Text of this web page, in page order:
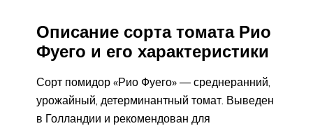
Описание сорта томата Рио
Фуего и его характеристики
Сорт помидор «Рио Фуего» — среднеранний,
урожайный, детерминантный томат. Выведен
в Голландии и рекомендован для